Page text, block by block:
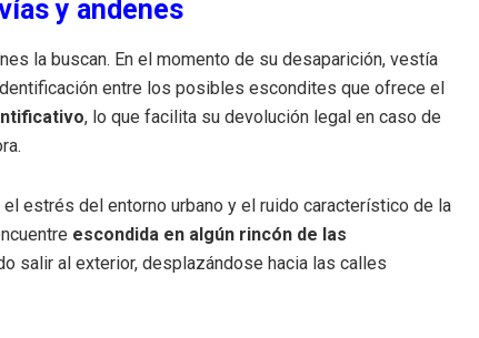
y andenes
la buscan. En el momento de su desaparición, vestía
entre los posibles escondites que ofrece el
, lo que facilita su devolución legal en caso de
estrés del entorno urbano y el ruido característico de la
escondida en algún rincón de las
salir al exterior, desplazándose hacia las calles